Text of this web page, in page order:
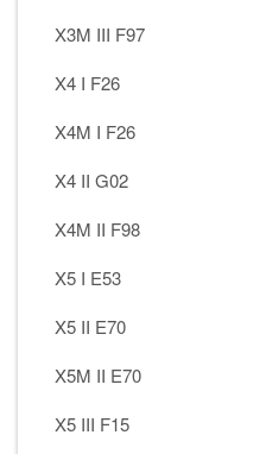
X3M III F97
X4 I F26
X4M I F26
X4 II G02
X4M II F98
X5 I E53
X5 II E70
X5M II E70
X5 III F15